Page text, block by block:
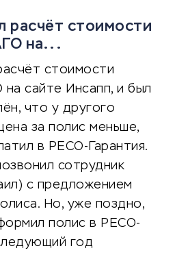
расчёт стоимости
на...
стоимости
сайте Инсапп, и был
что у другого
за полис меньше,
в РЕСО-Гарантия.
сотрудник
с предложением
Но, уже поздно,
полис в РЕСО-
год